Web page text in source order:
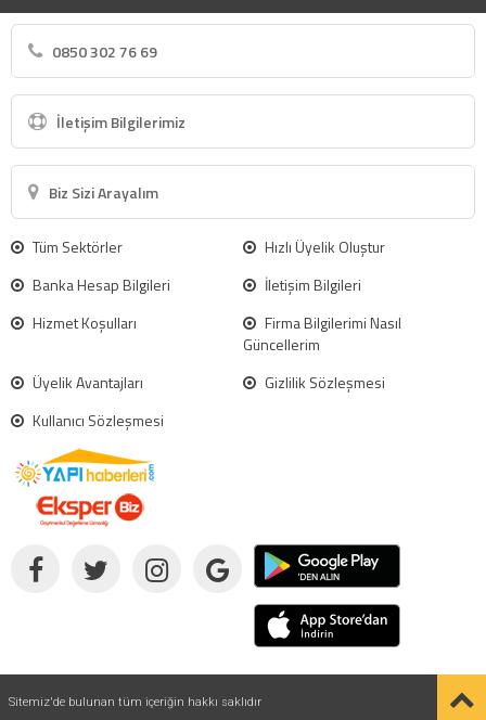
0850 302 76 69
İletişim Bilgilerimiz
Biz Sizi Arayalım
Tüm Sektörler
Hızlı Üyelik Oluştur
Banka Hesap Bilgileri
İletişim Bilgileri
Hizmet Koşulları
Firma Bilgilerimi Nasıl
Güncellerim
Üyelik Avantajları
Gizlilik Sözleşmesi
Kullanıcı Sözleşmesi
Sitemiz'de bulunan tüm içeriğin hakkı saklıdır